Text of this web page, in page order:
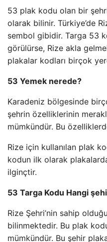
53 plak kodu olan bir
olarak bilinir. Türkiye’de
sembol gibidir. Targa 53
görülürse, Rize akla
plakalar kodları birçok
53 Yemek nerede?
Karadeniz bölgesinde
şehrin özelliklerinin
mümkündür. Bu
Rize için kullanılan plak
kodun ilk olarak
ilginçtir.
53 Targa Kodu Hangi
Rize Şehri’nin sahip
bilinmektedir. Bu plak
mümkündür. Bu şehir